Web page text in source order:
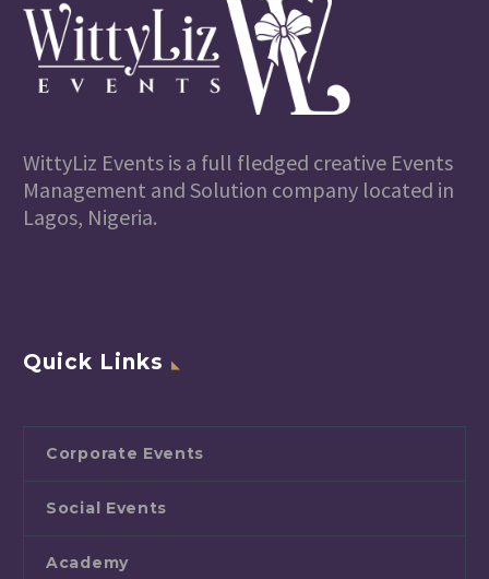
WittyLiz Events is a full fledged creative Events
Management and Solution company located in
Lagos, Nigeria.
Quick Links
Corporate Events
Social Events
Academy